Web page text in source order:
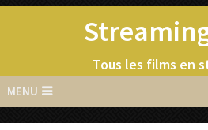
Tous les films en
MENU